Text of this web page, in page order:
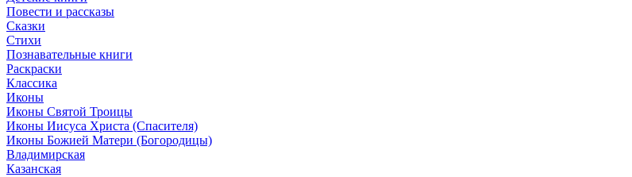
Повести и рассказы
Сказки
Стихи
Познавательные книги
Раскраски
Классика
Иконы
Иконы Святой Троицы
Иконы Иисуса Христа (Спасителя)
Иконы Божией Матери (Богородицы)
Владимирская
Казанская